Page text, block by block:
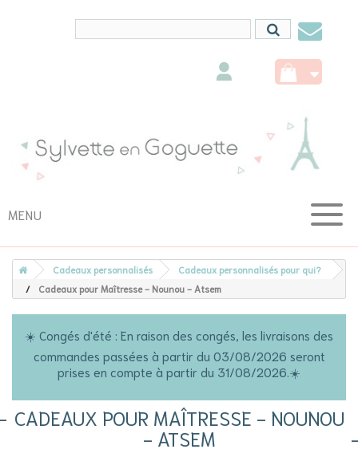
nous
MENU
Cadeaux personnalisés
Cadeaux personnalisés pour qui?
Cadeaux pour Maîtresse - Nounou - Atsem
☀️ Congés d'été : En raison des congés, les livraisons des
commandes passées à partir du 03/08/2026 seront
prises en compte à partir du 31/08/2026.☀️
CADEAUX POUR MAÎTRESSE - NOUNOU
- ATSEM